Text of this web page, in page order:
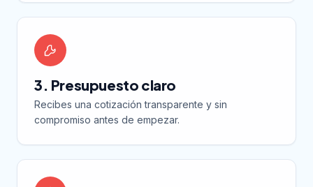
3. Presupuesto claro
Recibes una cotización transparente y sin
compromiso antes de empezar.